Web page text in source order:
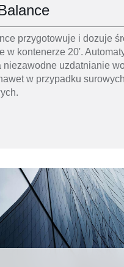
przygotowuje i dozuje
w kontenerze 20'.
niezawodne uzdatnianie
w przypadku